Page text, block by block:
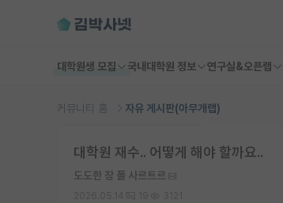
대학원생 모집 국내대학원 정보 연구실&오픈랩
커뮤니티 홈 자유 게시판(아무개랩)
대학원 재수.. 어떻게 해야 할까요..
도도한 장 폴 사르트르